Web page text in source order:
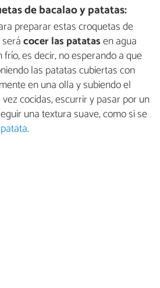
de bacalao y patatas:
preparar estas croquetas de
serácocer las patatasen agua
es decir, no esperando a que
las patatas cubiertas con
en una olla y subiendo el
cocidas, escurrir y pasar por un
una textura suave, como si se
.